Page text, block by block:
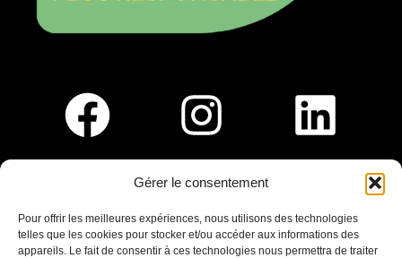
Gérer le consentement
Pour offrir les meilleures expériences, nous utilisons des technologies
telles que les cookies pour stocker et/ou accéder aux informations des
appareils. Le fait de consentir à ces technologies nous permettra de traiter
Saint-Germain-En-Laye